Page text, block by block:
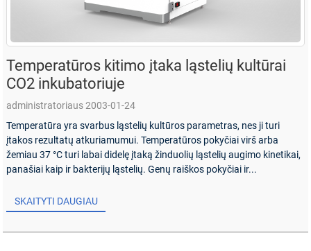
Temperatūros kitimo įtaka ląstelių kultūrai
CO2 inkubatoriuje
administratoriaus 2003-01-24
Temperatūra yra svarbus ląstelių kultūros parametras, nes ji turi
įtakos rezultatų atkuriamumui. Temperatūros pokyčiai virš arba
žemiau 37 °C turi labai didelę įtaką žinduolių ląstelių augimo kinetikai,
panašiai kaip ir bakterijų ląstelių. Genų raiškos pokyčiai ir...
SKAITYTI DAUGIAU